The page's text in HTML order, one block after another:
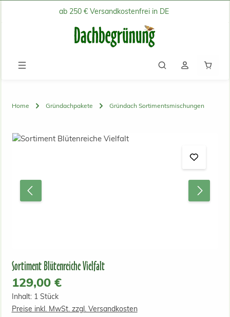
Zum Hauptinhalt springenab 250 € Versandkostenfrei in DE
Home Gründachpakete Gründach Sortimentsmischungen
Bildergalerie überspringen
Sortiment Blütenreiche Vielfalt
Regulärer Preis:
129,00 €
Inhalt: 1 Stück
Preise inkl. MwSt. zzgl. Versandkosten